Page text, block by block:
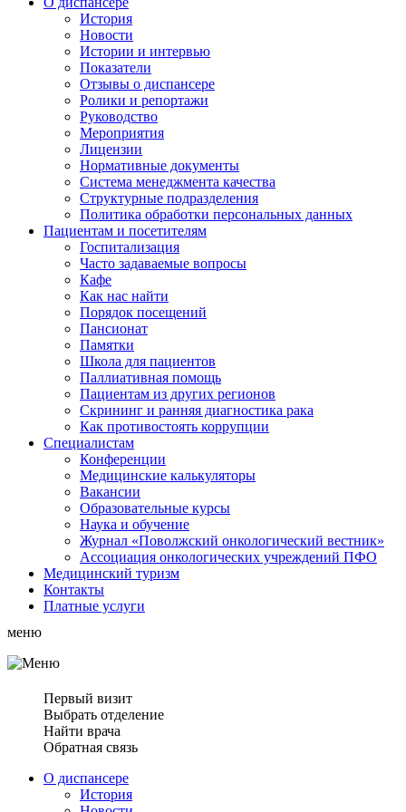
История
Новости
Истории и интервью
Показатели
Отзывы о диспансере
Ролики и репортажи
Руководство
Мероприятия
Лицензии
Нормативные документы
Система менеджмента качества
Структурные подразделения
Политика обработки персональных данных
Пациентам и посетителям
Госпитализация
Часто задаваемые вопросы
Кафе
Как нас найти
Порядок посещений
Пансионат
Памятки
Школа для пациентов
Паллиативная помощь
Пациентам из других регионов
Скрининг и ранняя диагностика рака
Как противостоять коррупции
Специалистам
Конференции
Медицинские калькуляторы
Вакансии
Образовательные курсы
Наука и обучение
Журнал «Поволжский онкологический вестник»
Ассоциация oнкологических учреждений ПФО
Медицинский туризм
Контакты
Платные услуги
меню
Первый визит
Выбрать отделение
Найти врача
Обратная связь
О диспансере
История